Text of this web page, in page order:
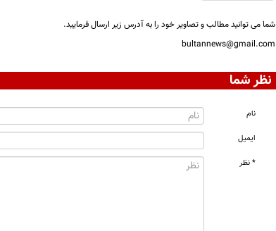
شما می توانید مطالب و تصاویر خود را به آدرس زیر ارسال فرمایید.
bultannews@gmail.com
نظر شما
نام
ایمیل
* نظر